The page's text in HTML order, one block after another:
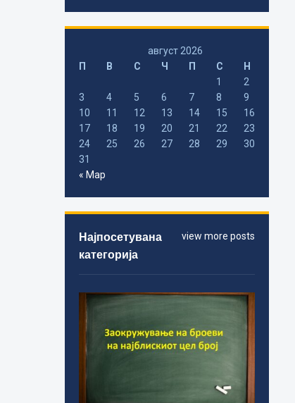
август 2026
П
В С Ч П С
Н
1
2
3
4 5 6 7 8
9
10
11 12 13 14 15
16
17
18 19 20 21 22
23
24
25 26 27 28 29
30
31
« Мар
view more posts
Најпосетувана
категорија